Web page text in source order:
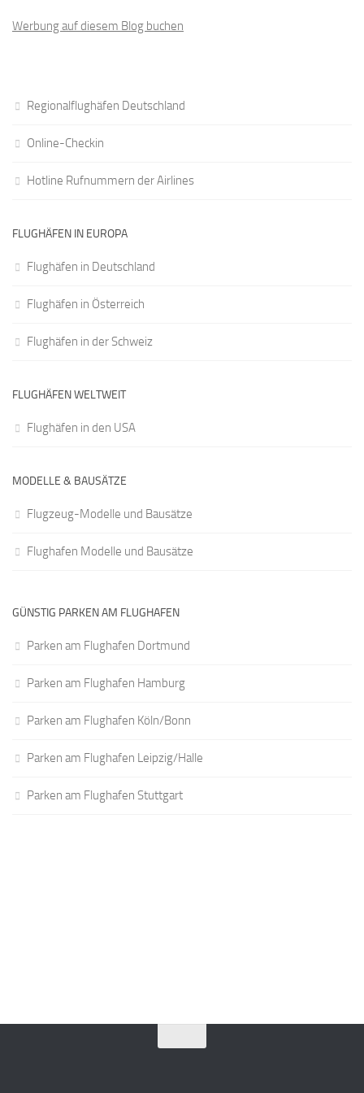
Werbung auf diesem Blog buchen
Regionalflughäfen Deutschland
Online-Checkin
Hotline Rufnummern der Airlines
FLUGHÄFEN IN EUROPA
Flughäfen in Deutschland
Flughäfen in Österreich
Flughäfen in der Schweiz
FLUGHÄFEN WELTWEIT
Flughäfen in den USA
MODELLE & BAUSÄTZE
Flugzeug-Modelle und Bausätze
Flughafen Modelle und Bausätze
GÜNSTIG PARKEN AM FLUGHAFEN
Parken am Flughafen Dortmund
Parken am Flughafen Hamburg
Parken am Flughafen Köln/Bonn
Parken am Flughafen Leipzig/Halle
Parken am Flughafen Stuttgart